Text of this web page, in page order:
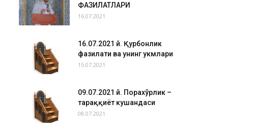
ФАЗИЛАТЛАРИ
16.07.2021
16.07.2021 й. Қурбонлик
фазилати ва унинг ҳукмлари
15.07.2021
09.07.2021 й. Порахўрлик –
тараққиёт кушандаси
08.07.2021